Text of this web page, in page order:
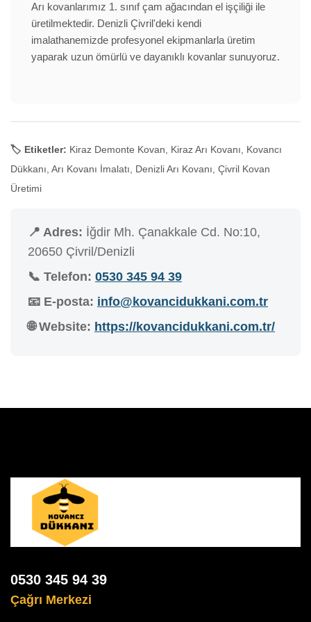
Arı kovanlarımız 1. sınıf çam ağacından el işçiliği ile
üretilmektedir. Denizli Çivril'deki kendi
imalathanemizde profesyonel ekipmanlarla üretim
yaparak uzun ömürlü ve dayanıklı kovanlar sunuyoruz.
🏷️ Etiketler: Kiraz Demonte Kovan, Kiraz Arı Kovanı, Kovancı
Dükkanı, Arı Kovanı İmalatı, Denizli Arı Kovanı, Çivril Kovan
Üretimi
📍 Adres: İğdir Mh. Çanakkale Cd. No:10,
20650 Çivril/Denizli
📞 Telefon: 0530 345 94 39
📧 E-posta: info@kovancidukkani.com.tr
🌐 Website: https://kovancidukkani.com.tr/
0530 345 94 39
Çağrı Merkezi